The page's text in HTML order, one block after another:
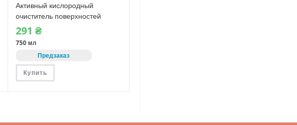
Активный кислородный
очиститель поверхностей
Sanitec ACTIVE OXYGEN (1175-
S) 750 мл
291 ₴
750 мл
Предзаказ
Купить